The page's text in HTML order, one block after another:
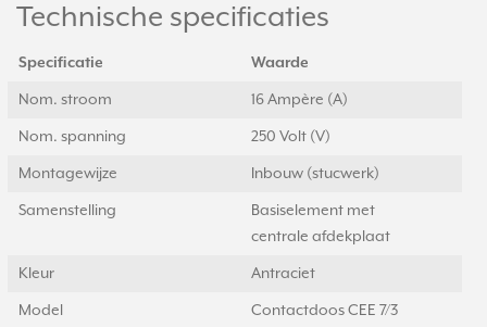
Technische specificaties
Specificatie Waarde
Nom. stroom 16 Ampère (A)
Nom. spanning 250 Volt (V)
Montagewijze Inbouw (stucwerk)
Samenstelling
Basiselement met
centrale afdekplaat
Kleur Antraciet
Model
Contactdoos CEE 7/3